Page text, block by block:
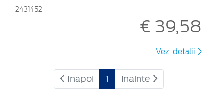
2431452
€ 39,58
Vezi detalii
Inapoi 1 Inainte